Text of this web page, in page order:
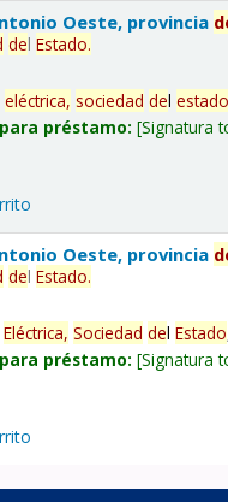
Oeste, provincia
delEstado.
eléctrica, sociedad delestado
préstamo: Signatura
Oeste, provincia
delEstado.
Eléctrica, Sociedad delEstado
préstamo: Signatura